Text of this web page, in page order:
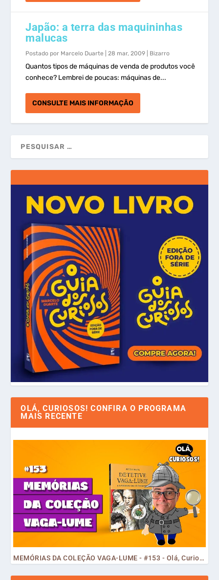
Japão: a terra das maquininhas
malucas
Postado por Marcelo Duarte |28 mar, 2009 Bizarro
Quantos tipos de máquinas de venda de produtos você
conhece? Lembrei de poucas: máquinas de...
CONSULTE MAIS INFORMAÇÃO
OLÁ, CURIOSOS! CONFIRA O PROGRAMA
MAIS RECENTE
MEMÓRIAS DA COLEÇÃO VAGA-LUME - #153 - Olá, Curiosos! 2023